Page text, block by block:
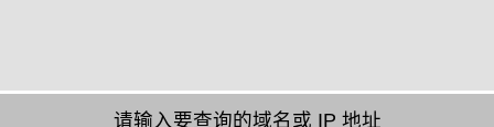
请输入要查询的域名或 IP 地址